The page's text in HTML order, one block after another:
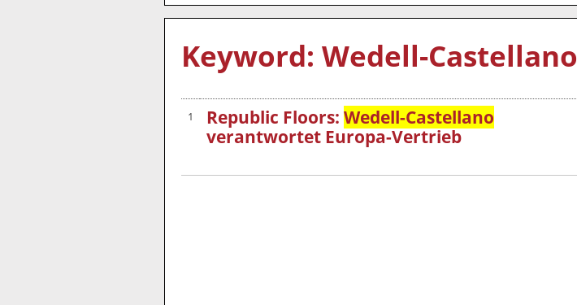
Keyword: Wedell-Castellano
1 Republic Floors: Wedell-Castellano
verantwortet Europa-Vertrieb